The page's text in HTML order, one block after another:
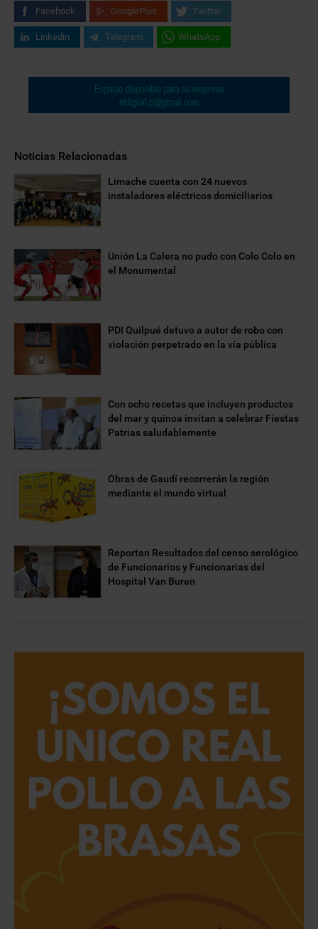
Facebook GooglePlus Twitter
Linkedin Telegram WhatsApp
Noticias Relacionadas
Limache cuenta con 24 nuevos
instaladores eléctricos domiciliarios
Unión La Calera no pudo con Colo Colo en
el Monumental
PDI Quilpué detuvo a autor de robo con
violación perpetrado en la vía pública
Con ocho recetas que incluyen productos
del mar y quínoa invitan a celebrar Fiestas
Patrias saludablemente
Obras de Gaudí recorrerán la región
mediante el mundo virtual
Reportan Resultados del censo serológico
de Funcionarios y Funcionarias del
Hospital Van Buren